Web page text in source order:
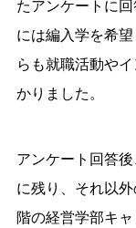
たアンケートに
には編入学を希
らも就職活動や
かりました。
アンケート回答
に残り、それ以
階の経営学部キ